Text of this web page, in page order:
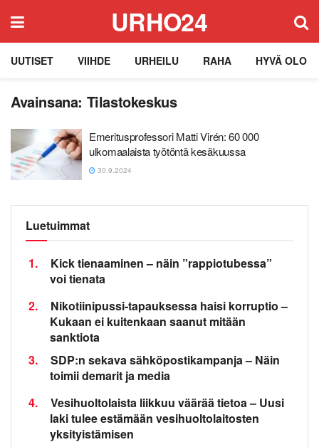
URHO24
UUTISET VIIHDE URHEILU RAHA HYVÄ OLO
Avainsana: Tilastokeskus
Emeritusprofessori Matti Virén: 60 000
ulkomaalaista työtöntä kesäkuussa
30.9.2024
Luetuimmat
1.
Kick tienaaminen – näin ”rappiotubessa”
voi tienata
2.
Nikotiinipussi-tapauksessa haisi korruptio –
Kukaan ei kuitenkaan saanut mitään
sanktiota
3.
SDP:n sekava sähköpostikampanja – Näin
toimii demarit ja media
4.
Vesihuoltolaista liikkuu väärää tietoa – Uusi
laki tulee estämään vesihuoltolaitosten
yksityistämisen